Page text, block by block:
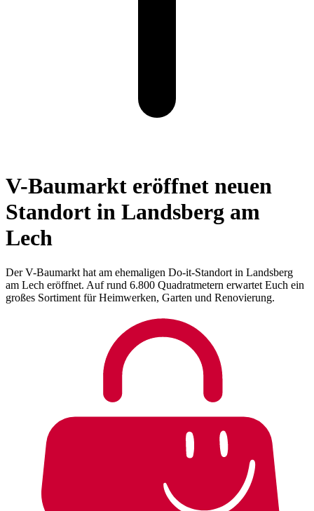
V-Baumarkt eröffnet neuen
Standort in Landsberg am
Lech
Der V-Baumarkt hat am ehemaligen Do-it-Standort in Landsberg
am Lech eröffnet. Auf rund 6.800 Quadratmetern erwartet Euch ein
großes Sortiment für Heimwerken, Garten und Renovierung.